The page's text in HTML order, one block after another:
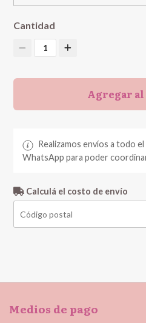
Cantidad
1
Agregar
Realizamos envíos a todo
WhatsApp para poder
Calculá el costo de envío
Medios de pago